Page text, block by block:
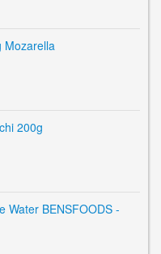
Mozarella
200g
Water BENSFOODS -